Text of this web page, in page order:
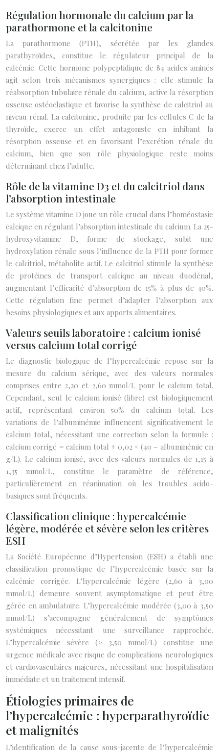
Régulation hormonale du calcium par la
parathormone et la calcitonine
La parathormone (PTH), sécrétée par les glandes
parathyroïdes, constitue le régulateur principal de la
calcémie. Cette hormone polypeptidique de 84 acides aminés
agit selon trois mécanismes synergiques : elle stimule la
réabsorption tubulaire rénale du calcium, active la résorption
osseuse ostéoclastique et favorise la synthèse de calcitriol au
niveau rénal. La calcitonine, produite par les cellules C de la
thyroïde, exerce un effet antagoniste en inhibant la
résorption osseuse et en favorisant l’excrétion rénale du
calcium, bien que son rôle physiologique reste moins
déterminant chez l’adulte.
Rôle de la vitamine D3 et du calcitriol dans
l’absorption intestinale
Le système vitamine D joue un rôle crucial dans l’homéostasie
calcique en régulant l’absorption intestinale du calcium. La 25-
hydroxyvitamine D, forme de stockage, subit une
hydroxylation rénale sous l’influence de la PTH pour former
le calcitriol, métabolite actif. Le calcitriol stimule la synthèse
de protéines de transport calcique au niveau duodénal,
augmentant l’efficacité d’absorption de 15% à plus de 40%.
Cette régulation fine permet d’adapter l’absorption aux
besoins physiologiques et aux apports alimentaires.
Valeurs seuils laboratoire : calcium ionisé
versus calcium total corrigé
Le diagnostic biologique de l’hypercalcémie repose sur la
mesure du calcium sérique, avec des valeurs normales
comprises entre 2,20 et 2,60 mmol/L pour le calcium total.
Cependant, seul le calcium ionisé (libre) est biologiquement
actif, représentant environ 50% du calcium total. Les
variations de l’albuminémie influencent significativement le
calcium total, nécessitant une correction selon la formule :
calcium corrigé = calcium total + 0,02 × (40 – albuminémie en
g/L). Le calcium ionisé, avec des valeurs normales de 1,15 à
1,35 mmol/L, constitue le paramètre de référence,
particulièrement en réanimation où les troubles acido-
basiques sont fréquents.
Classification clinique : hypercalcémie
légère, modérée et sévère selon les critères
ESH
La Société Européenne d’Hypertension (ESH) a établi une
classification pronostique de l’hypercalcémie basée sur la
calcémie corrigée. L’hypercalcémie légère (2,60 à 3,00
mmol/L) demeure souvent asymptomatique et peut être
gérée en ambulatoire. L’hypercalcémie modérée (3,00 à 3,50
mmol/L) s’accompagne généralement de symptômes
systémiques nécessitant une surveillance rapprochée.
L’hypercalcémie sévère (> 3,50 mmol/L) constitue une
urgence médicale avec risque de complications neurologiques
et cardiovasculaires majeures, nécessitant une hospitalisation
immédiate et un traitement intensif.
Étiologies primaires de
l’hypercalcémie : hyperparathyroïdie
et malignités
L’identification de la cause sous-jacente de l’hypercalcémie